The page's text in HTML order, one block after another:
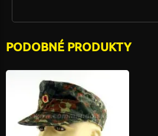
PODOBNÉ PRODUKTY